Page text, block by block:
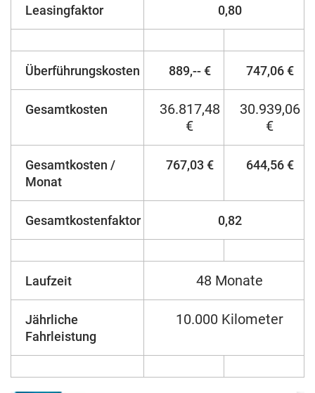
Leasingfaktor 0,80
Überführungskosten 889,-- € 747,06 €
Gesamtkosten
36.817,48
€
30.939,06
€
Gesamtkosten /
Monat
767,03 € 644,56 €
Gesamtkostenfaktor 0,82
Laufzeit 48 Monate
Jährliche
Fahrleistung
10.000 Kilometer